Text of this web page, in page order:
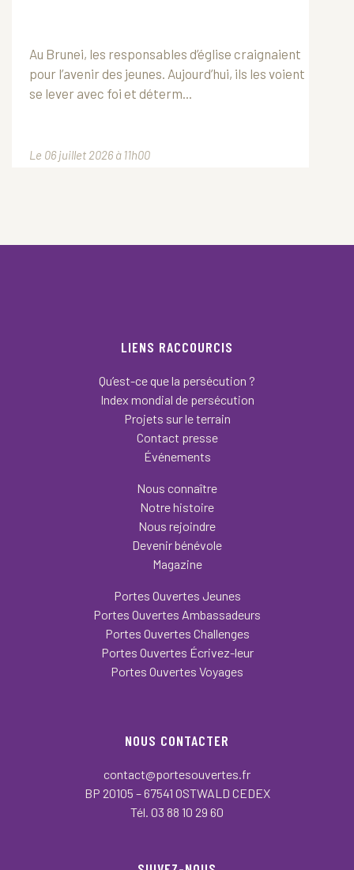
Au Brunei, les responsables d’église craignaient
pour l’avenir des jeunes. Aujourd’hui, ils les voient
se lever avec foi et déterm...
Le 06 juillet 2026 à 11h00
LIENS RACCOURCIS
Qu’est-ce que la persécution ?
Index mondial de persécution
Projets sur le terrain
Contact presse
Événements
Nous connaître
Notre histoire
Nous rejoindre
Devenir bénévole
Magazine
Portes Ouvertes Jeunes
Portes Ouvertes Ambassadeurs
Portes Ouvertes Challenges
Portes Ouvertes Écrivez-leur
Portes Ouvertes Voyages
NOUS CONTACTER
contact@portesouvertes.fr
BP 20105 – 67541 OSTWALD CEDEX
Tél. 03 88 10 29 60